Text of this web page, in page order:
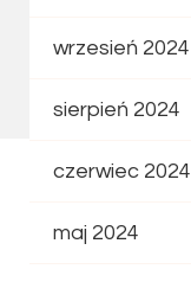
wrzesień 2024
sierpień 2024
czerwiec 2024
maj 2024